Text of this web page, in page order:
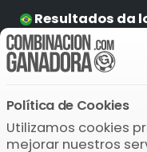
Resultados da
Política de Cookies
Utilizamos cookies
mejorar nuestros